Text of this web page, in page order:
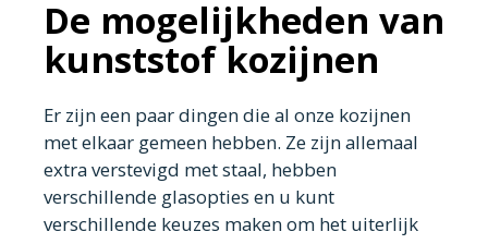
De mogelijkheden van
kunststof kozijnen
Er zijn een paar dingen die al onze kozijnen
met elkaar gemeen hebben. Ze zijn allemaal
extra verstevigd met staal, hebben
verschillende glasopties en u kunt
verschillende keuzes maken om het uiterlijk